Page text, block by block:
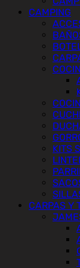
CAMPING
KITS
CARPAS Y